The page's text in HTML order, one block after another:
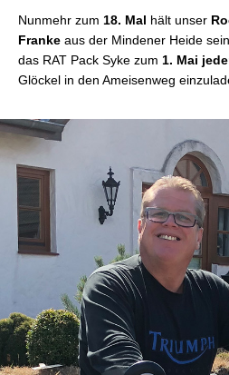
Nunmehr zum 18. Mal hält unser
Franke aus der Mindener Heide sein
das RAT Pack Syke zum 1. Mai
Glöckel in den Ameisenweg